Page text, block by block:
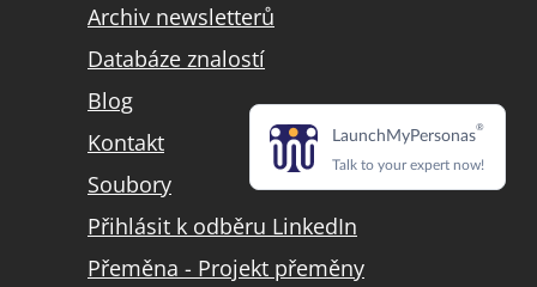
Archiv newsletterů
Databáze znalostí
Blog
Kontakt
Soubory
Přihlásit k odběru LinkedIn
Přeměna - Projekt přeměny